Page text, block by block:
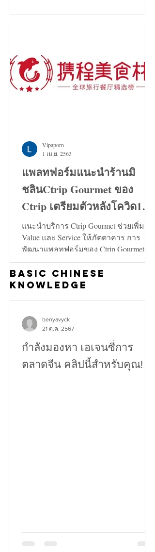
แพลทฟอร์มแนะนำร้านมิ
ชลินCtrip Gourmet ของ
Ctrip เตรียมตัวหลังโควิด19
คลี่คลาย
แนะนำบริการ Ctrip Gourmet ช่วยเพิ่ม
Value และ Service ให้ภัตตาคาร การ
พัฒนาแพลทฟอร์มของ Ctrip Gourmet จะ
ช่วยเพิ่มทั้งในด้าน Value และ...
Vipaporn
1 เม.ย. 2563
Basic Chinese
Knowledge
กำลังมองหา เอเจนซี่การ
ตลาดจีน คลิปนี้สำหรับคุณ!
benyavyck
21 ต.ค. 2567